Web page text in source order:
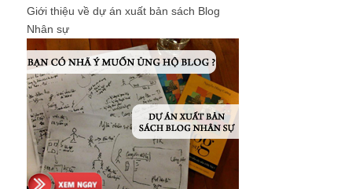
Giới thiệu về dự án xuất bản sách Blog
Nhân sự